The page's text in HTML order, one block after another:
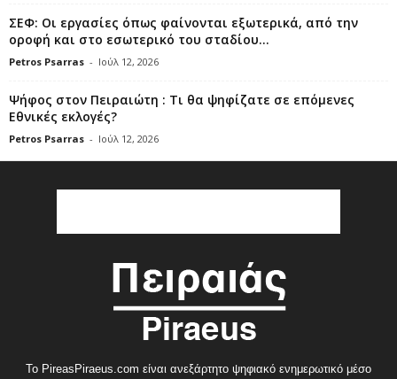
ΣΕΦ: Οι εργασίες όπως φαίνονται εξωτερικά, από την
οροφή και στο εσωτερικό του σταδίου...
Petros Psarras - Ιούλ 12, 2026
Ψήφος στον Πειραιώτη : Τι θα ψηφίζατε σε επόμενες
Εθνικές εκλογές?
Petros Psarras - Ιούλ 12, 2026
Το PireasPiraeus.com είναι ανεξάρτητο ψηφιακό ενημερωτικό μέσο